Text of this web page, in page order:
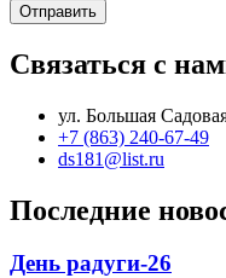
Отправить
Связаться с
ул. Большая
+7 (863) 240-67-49
ds181@list.ru
Последние
День радуги-26